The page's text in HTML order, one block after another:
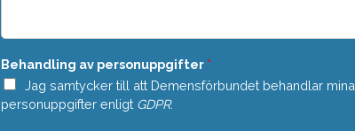
a
d
e
*
Behandling av personuppgifter *
Jag samtycker till att Demensförbundet behandlar mina
personuppgifter enligt GDPR.